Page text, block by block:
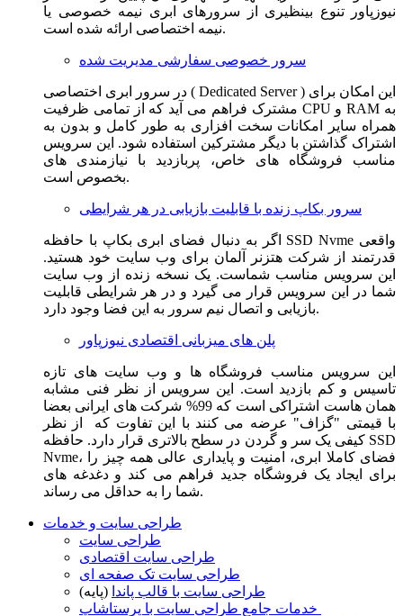
نیوزپاور تنوع بینظیری از سرورهای ابری نیمه خصوصی یا
نیمه اختصاصی ارائه شده است.
سرور خصوصی سفارشی مدیریت شده
در سرور ابری اختصاصی ( Dedicated Server ) این امکان برای
مشترک فراهم می آید که از تمامی ظرفیت CPU و RAM به
همراه سایر امکانات سخت افزاری به طور کامل و بدون به
اشتراک گذاشتن با دیگر مشترکین استفاده شود. این سرویس
مناسب فروشگاه های خاص، پربازدید با نیازمندی های
بخصوص است.
سرور بکاپ زنده با قابلیت بازیابی در هر شرایطی
اگر به دنبال فضای ابری بکاپ با حافظه SSD Nvme واقعی
قدرتمند از شرکت هتزنر آلمان برای وب سایت خود هستید.
این سرویس مناسب شماست. یک نسخه زنده از وب سایت
شما در این سرویس قرار می گیرد و در هر شرایطی قابلیت
بازیابی و اتصال نیم سرور به این فضا وجود دارد.
پلن های میزبانی اقتصادی نیوزپاور
این سرویس مناسب فروشگاه ها و وب سایت های تازه
تاسیس و کم بازدید است. این سرویس از نظر فنی مشابه
همان هاست اشتراکی است که 99% شرکت های ایرانی بعضا
با قیمتی "گزاف" عرضه می کنند با این تفاوت که از نظر
کیفی یک سر و گردن در سطح بالاتری قرار دارد. حافظه SSD
Nvme، فضای کاملا ابری، امنیت و پایداری عالی همه چیز را
برای ایجاد یک فروشگاه جدید فراهم می کند و دغدغه های
شما را به حداقل می رساند.
طراحی سایت و خدمات
طراحی سایت
طراحی سایت اقتصادی
طراحی سایت تک صفحه ای
طراحی سایت با قالب پاندا (پایه)